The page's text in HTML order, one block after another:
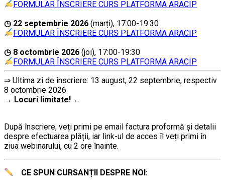
FORMULAR ÎNSCRIERE CURS PLATFORMA ARACIP
◷ 22 septembrie 2026 (marți), 17:00-19:30
FORMULAR ÎNSCRIERE CURS PLATFORMA ARACIP
◷ 8 octombrie 2026 (joi), 17:00-19:30
FORMULAR ÎNSCRIERE CURS PLATFORMA ARACIP
⇒ Ultima zi de înscriere: 13 august, 22 septembrie, respectiv
8 octombrie 2026
→ Locuri limitate! ←
După înscriere, veți primi pe email factura proformă și detalii
despre efectuarea plății, iar link-ul de acces îl veți primi în
ziua webinarului, cu 2 ore înainte.
CE SPUN CURSANȚII DESPRE NOI: